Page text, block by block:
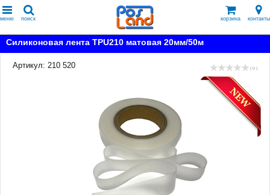
меню поиск корзина контакты
Силиконовая лента TPU210 матовая 20мм/50м
Артикул: 210 520 ( 0 )